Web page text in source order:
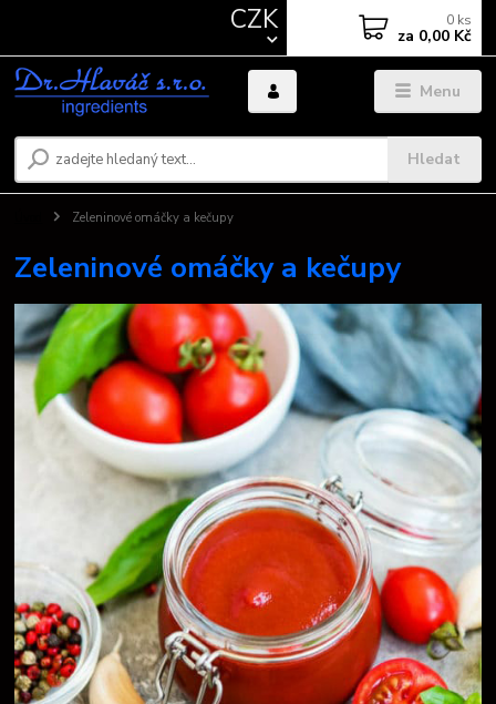
Menu
CZK
Hledat
0 ks
za 0,00 Kč
Zeleninové omáčky a kečupy
Zeleninové omáčky a kečupy